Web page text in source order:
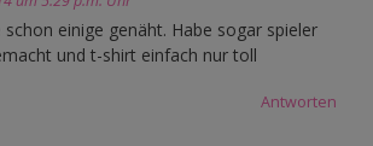
schon einige genäht. Habe sogar spieler
und t-shirt einfach nur toll
Antworten